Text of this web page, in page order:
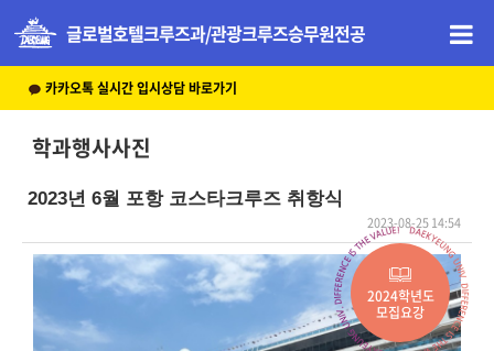
2024학년도
모집요강
글로벌호텔크루즈과/관광크루즈승무원전공
카카오톡 실시간 입시상담 바로가기
학과행사사진
2023년 6월 포항 코스타크루즈 취항식
2023-08-25 14:54
본문